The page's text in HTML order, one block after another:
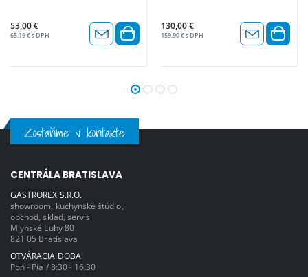
53,00 €
65,19 € s DPH
130,00 €
159,90 € s DPH
Zostaňme v kontakte
CENTRÁLA BRATISLAVA
GASTROREX S.R.O.
showroom, kuchynské štúdio,
obchod, sklad, servis
Mlynské Luhy 80
821 05 Bratislava
OTVÁRACIA DOBA:
Pon - Pia / 8:30 - 16:30